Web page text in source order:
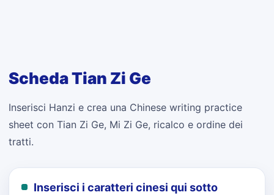
Scheda Tian Zi Ge
Inserisci Hanzi e crea una Chinese writing practice
sheet con Tian Zi Ge, Mi Zi Ge, ricalco e ordine dei
tratti.
Inserisci i caratteri cinesi qui sotto